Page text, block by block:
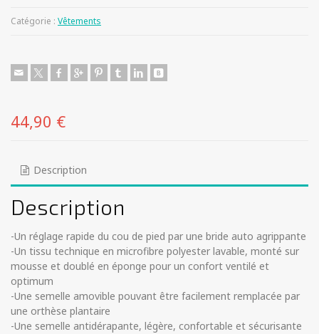
Catégorie : Vêtements
44,90 €
Description
Description
-Un réglage rapide du cou de pied par une bride auto agrippante
-Un tissu technique en microfibre polyester lavable, monté sur
mousse et doublé en éponge pour un confort ventilé et
optimum
-Une semelle amovible pouvant être facilement remplacée par
une orthèse plantaire
-Une semelle antidérapante, légère, confortable et sécurisante